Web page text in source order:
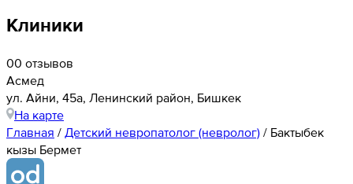
Клиники
00 отзывов
Асмед
ул. Айни, 45а, Ленинский район, Бишкек
На карте
Главная / Детский невропатолог (невролог) / Бактыбек
кызы Бермет